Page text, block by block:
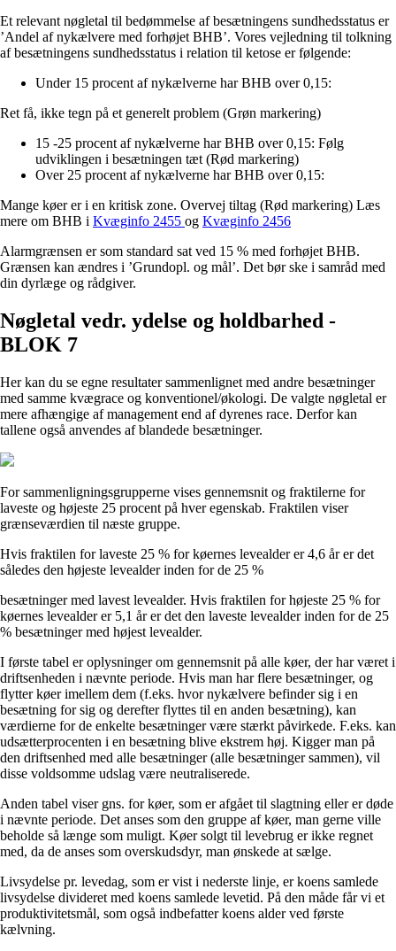
Et relevant nøgletal til bedømmelse af besætningens sundhedsstatus er
’Andel af nykælvere med forhøjet BHB’. Vores vejledning til tolkning
af besætningens sundhedsstatus i relation til ketose er følgende:
Under 15 procent af nykælverne har BHB over 0,15:
Ret få, ikke tegn på et generelt problem (Grøn markering)
15 -25 procent af nykælverne har BHB over 0,15: Følg
udviklingen i besætningen tæt (Rød markering)
Over 25 procent af nykælverne har BHB over 0,15:
Mange køer er i en kritisk zone. Overvej tiltag (Rød markering) Læs
mere om BHB i Kvæginfo 2455 og Kvæginfo 2456
Alarmgrænsen er som standard sat ved 15 % med forhøjet BHB.
Grænsen kan ændres i ’Grundopl. og mål’. Det bør ske i samråd med
din dyrlæge og rådgiver.
Nøgletal vedr. ydelse og holdbarhed -
BLOK 7
Her kan du se egne resultater sammenlignet med andre besætninger
med samme kvægrace og konventionel/økologi. De valgte nøgletal er
mere afhængige af management end af dyrenes race. Derfor kan
tallene også anvendes af blandede besætninger.
For sammenligningsgrupperne vises gennemsnit og fraktilerne for
laveste og højeste 25 procent på hver egenskab. Fraktilen viser
grænseværdien til næste gruppe.
Hvis fraktilen for laveste 25 % for køernes levealder er 4,6 år er det
således den højeste levealder inden for de 25 %
besætninger med lavest levealder. Hvis fraktilen for højeste 25 % for
køernes levealder er 5,1 år er det den laveste levealder inden for de 25
% besætninger med højest levealder.
I første tabel er oplysninger om gennemsnit på alle køer, der har været i
driftsenheden i nævnte periode. Hvis man har flere besætninger, og
flytter køer imellem dem (f.eks. hvor nykælvere befinder sig i en
besætning for sig og derefter flyttes til en anden besætning), kan
værdierne for de enkelte besætninger være stærkt påvirkede. F.eks. kan
udsætterprocenten i en besætning blive ekstrem høj. Kigger man på
den driftsenhed med alle besætninger (alle besætninger sammen), vil
disse voldsomme udslag være neutraliserede.
Anden tabel viser gns. for køer, som er afgået til slagtning eller er døde
i nævnte periode. Det anses som den gruppe af køer, man gerne ville
beholde så længe som muligt. Køer solgt til levebrug er ikke regnet
med, da de anses som overskudsdyr, man ønskede at sælge.
Livsydelse pr. levedag, som er vist i nederste linje, er koens samlede
livsydelse divideret med koens samlede levetid. På den måde får vi et
produktivitetsmål, som også indbefatter koens alder ved første
kælvning.